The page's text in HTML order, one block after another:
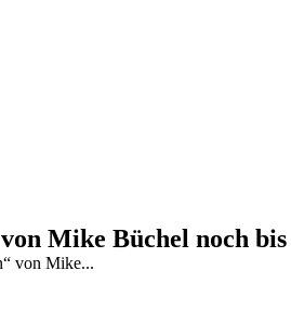
Mike Büchel noch
von Mike...